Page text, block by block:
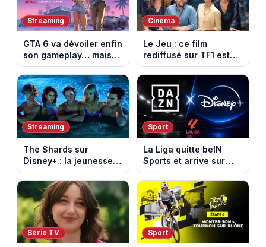
Streaming
GTA 6 va dévoiler enfin
son gameplay… mais
d’abord sur Netflix
Cinéma
Le Jeu : ce film
rediffusé sur TF1 est
adapté d’un succès
italien devenu un
phénomène mondial
Streaming
The Shards sur
Disney+ : la jeunesse
dorée de Los Angeles
face à un tueur dans
les années 80
Sport
La Liga quitte beIN
Sports et arrive sur
DAZN et Disney+ en
France
Série TV Sport